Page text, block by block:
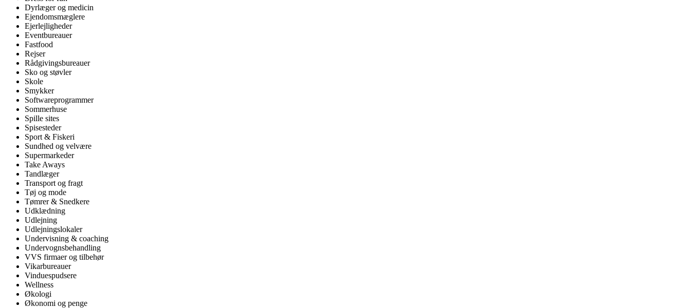
Dyrlæger og medicin
Ejendomsmæglere
Ejerlejligheder
Eventbureauer
Fastfood
Rejser
Rådgivingsbureauer
Sko og støvler
Skole
Smykker
Softwareprogrammer
Sommerhuse
Spille sites
Spisesteder
Sport & Fiskeri
Sundhed og velvære
Supermarkeder
Take Aways
Tandlæger
Transport og fragt
Tøj og mode
Tømrer & Snedkere
Udklædning
Udlejning
Udlejningslokaler
Undervisning & coaching
Undervognsbehandling
VVS firmaer og tilbehør
Vikarbureauer
Vinduespudsere
Wellness
Økologi
Økonomi og penge